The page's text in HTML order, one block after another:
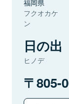
福岡県
フクオカケ
ン
日の出
ヒノデ
805-